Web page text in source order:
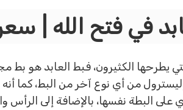
في فتح الله |
يطرحها الكثيرون، فبط العابد هو
من أي نوع آخر من البط، كما أنه
على البطة نفسها، بالإضافة إلى الرأس